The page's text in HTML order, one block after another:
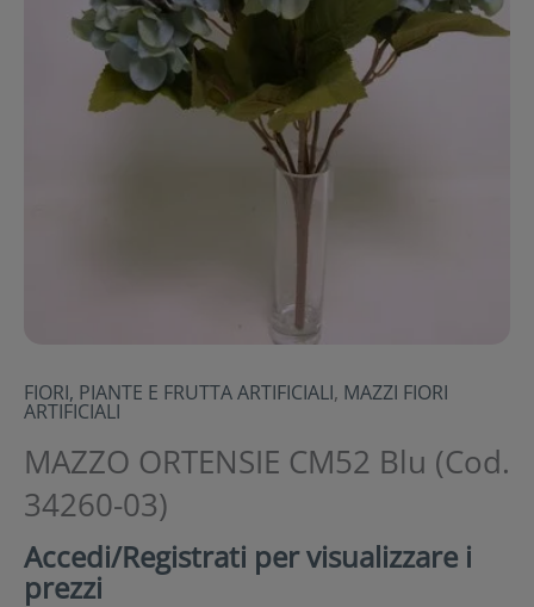
FIORI, PIANTE E FRUTTA ARTIFICIALI, MAZZI FIORI
ARTIFICIALI
MAZZO ORTENSIE CM52 Blu (Cod.
34260-03)
Accedi/Registrati per visualizzare i
prezzi